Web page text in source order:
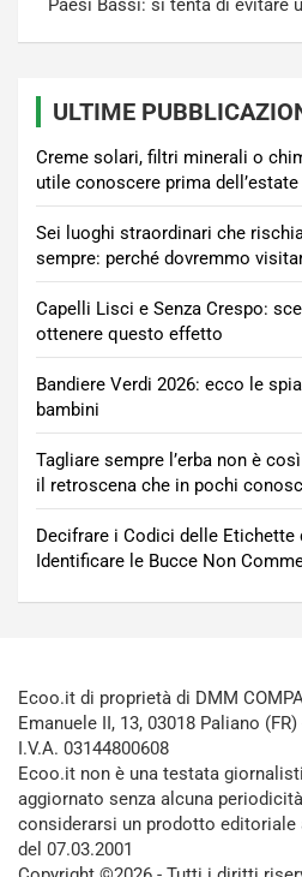
ULTIME
Creme solari, filtri minerali o
utile conoscere prima dell’estate
Sei luoghi straordinari che
sempre: perché dovremmo
Capelli Lisci e Senza Crespo:
ottenere questo effetto
Bandiere Verdi 2026: ecco le
bambini
Tagliare sempre l’erba non è
il retroscena che in pochi
Decifrare i Codici delle Etichette
Identificare le Bucce Non
Ecoo.it di proprietà di DMM
Emanuele II, 13, 03018 Paliano
I.V.A. 03144800608
Ecoo.it non è una testata
aggiornato senza alcuna
considerarsi un prodotto editoriale
del 07.03.2001